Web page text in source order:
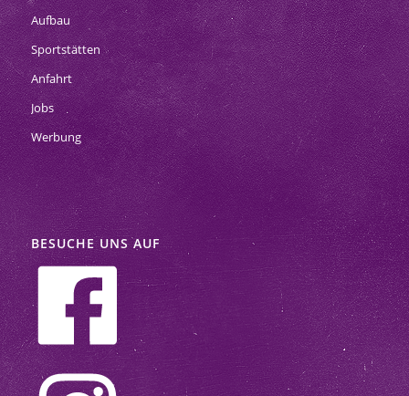
Aufbau
Sportstätten
Anfahrt
Jobs
Werbung
BESUCHE UNS AUF